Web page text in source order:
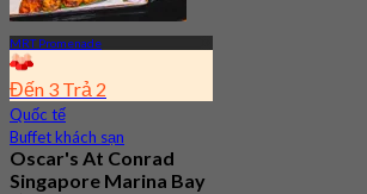
MRT Promenade
Đến 3 Trả 2
Quốc tế
Buffet khách sạn
Oscar's At Conrad
Singapore Marina Bay